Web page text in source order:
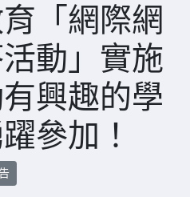
「網際網
動」實施
興趣的學
參加！